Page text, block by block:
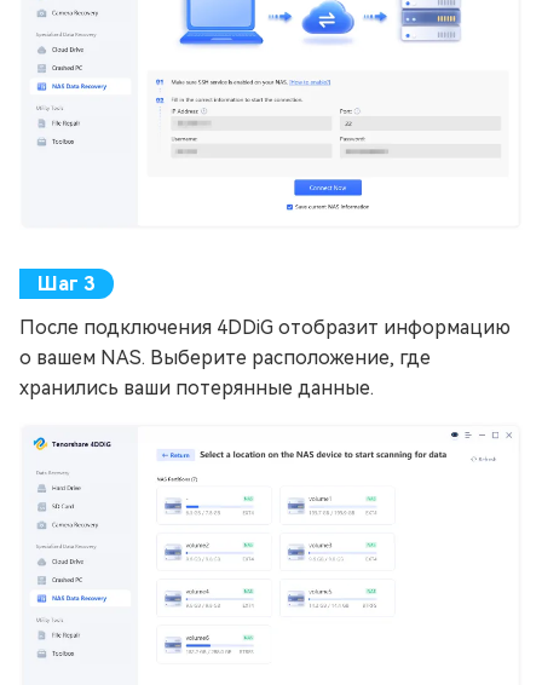
После подключения 4DDiG отобразит информацию
о вашем NAS. Выберите расположение, где
хранились ваши потерянные данные.